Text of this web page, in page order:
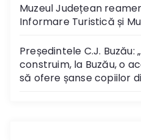
Muzeul Județean
Informare Turistică și
Președintele C.J. Buzău:
construim, la Buzău, o
să ofere șanse copiilor